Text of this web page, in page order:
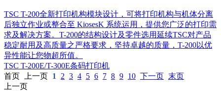
TSC T-200全新打印机构模块设计，可将打印机构与机体分离
后独立作业或整合至 KiosesK 系统运用，提供您广泛的打印需
求及解决方案。T-200的结构设计及零件选用延续TSC对产品
稳定耐用及高质量之严格要求，坚持卓越的质量，T-200以优
异性能让您物超所值。
TSC T-200E/T-300E条码打印机
首页
上一页 1 2 3 4 5 6 7 8 9 10 下一页 末页
上一页